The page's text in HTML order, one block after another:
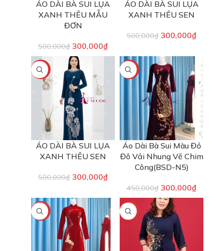
ÁO DÀI BÀ SUI LỤA
XANH THÊU MẪU
ĐƠN
500,000₫ 300,000₫
ÁO DÀI BÀ SUI LỤA
XANH THÊU SEN
500,000₫ 300,000₫
-40%
ÁO DÀI BÀ SUI LỤA
XANH THÊU SEN
500,000₫ 300,000₫
-33%
Áo Dài Bà Sui Màu Đỏ
Đô Vải Nhung Vẽ Chim
Công(BSD-N5)
450,000₫ 300,000₫
-40% -25%